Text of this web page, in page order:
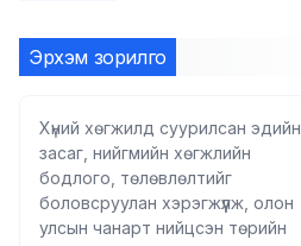
Эрхэм зорилго
Хүний хөгжилд суурилсан эдийн
засаг, нийгмийн хөгжлийн
бодлого, төлөвлөлтийг
боловсруулан хэрэгжүүлж, олон
улсын чанарт нийцсэн төрийн